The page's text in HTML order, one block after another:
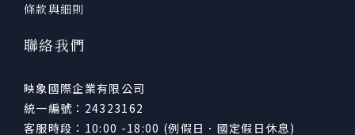
條款與細則
聯絡我們
映象國際企業有限公司
統一編號：24323162
客服時段：10:00 -18:00 (例假日．國定假日休息)